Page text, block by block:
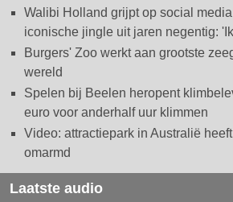
Walibi Holland grijpt op social
iconische jingle uit jaren negentig:
Burgers' Zoo werkt aan grootste
wereld
Spelen bij Beelen heropent
euro voor anderhalf uur klimmen
Video: attractiepark in Australië
omarmd
Laatste audio